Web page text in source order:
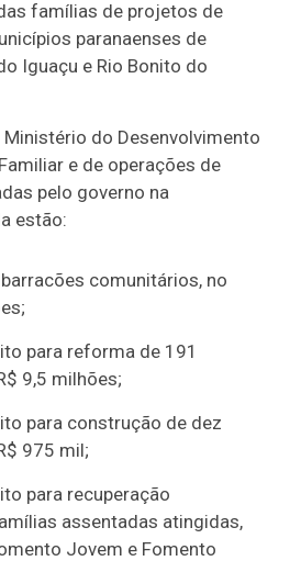
famílias de projetos de
paranaenses de
Iguaçu e Rio Bonito do
do Desenvolvimento
e de operações de
pelo governo na
estão:
comunitários, no
para reforma de 191
9,5 milhões;
para construção de dez
975 mil;
para recuperação
assentadas atingidas,
Jovem e Fomento